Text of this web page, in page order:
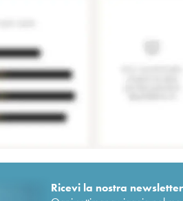
Ricevi la nostra newsletter